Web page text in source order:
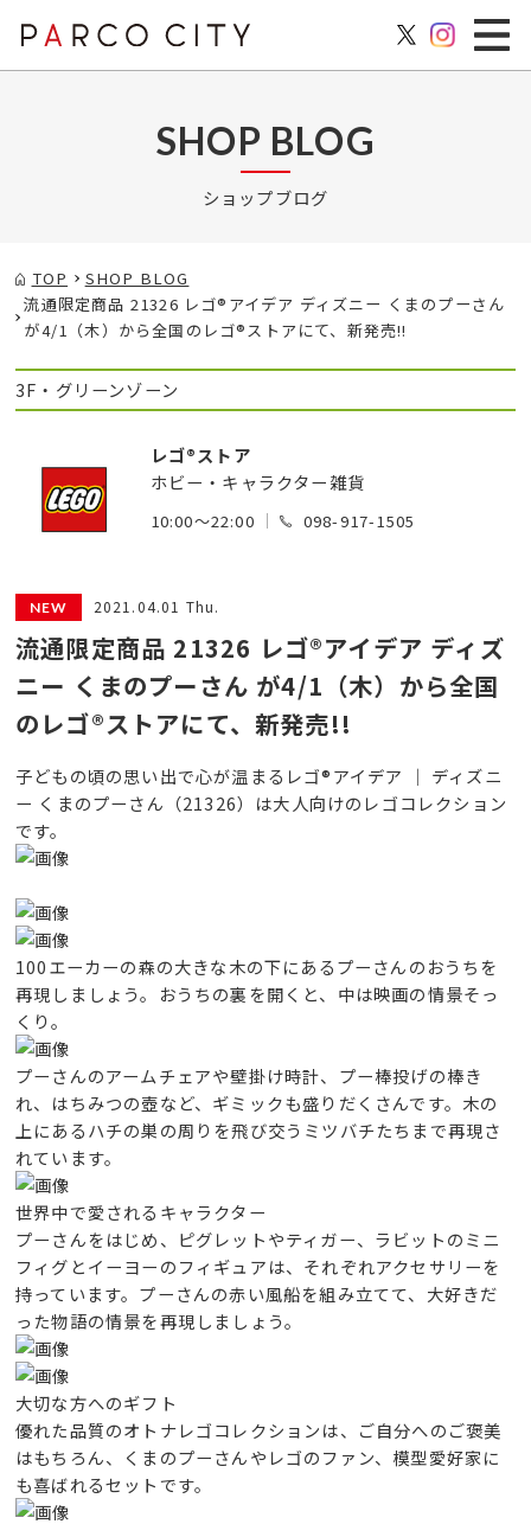
SHOP BLOG
ショップブログ
TOP
SHOP BLOG
流通限定商品 21326 レゴ®アイデア ディズニー くまのプーさん
が4/1（木）から全国のレゴ®ストアにて、新発売!!
3F・グリーンゾーン
レゴ®ストア
ホビー・キャラクター雑貨
10:00～22:00 098-917-1505
2021.04.01 Thu.
流通限定商品 21326 レゴ®アイデア ディズ
ニー くまのプーさん が4/1（木）から全国
のレゴ®ストアにて、新発売!!
子どもの頃の思い出で心が温まるレゴ®アイデア │ ディズニ
ー くまのプーさん（21326）は大人向けのレゴコレクション
です。
100エーカーの森の大きな木の下にあるプーさんのおうちを
再現しましょう。おうちの裏を開くと、中は映画の情景そっ
くり。
プーさんのアームチェアや壁掛け時計、プー棒投げの棒き
れ、はちみつの壺など、ギミックも盛りだくさんです。木の
上にあるハチの巣の周りを飛び交うミツバチたちまで再現さ
れています。
世界中で愛されるキャラクター
プーさんをはじめ、ピグレットやティガー、ラビットのミニ
フィグとイーヨーのフィギュアは、それぞれアクセサリーを
持っています。プーさんの赤い風船を組み立てて、大好きだ
った物語の情景を再現しましょう。
大切な方へのギフト
優れた品質のオトナレゴコレクションは、ご自分へのご褒美
はもちろん、くまのプーさんやレゴのファン、模型愛好家に
も喜ばれるセットです。